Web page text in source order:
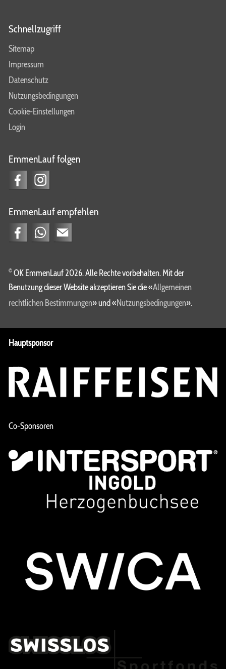
Schnellzugriff
Sitemap
Impressum
Datenschutz
Nutzungsbedingungen
Cookie-Einstellungen
Login
EmmenLauf folgen
EmmenLauf empfehlen
© OK EmmenLauf 2026. Alle Rechte vorbehalten. Mit der
Benutzung dieser Website akzeptieren Sie die «Allgemeinen
rechtlichen Bestimmungen» und «Nutzungsbedingungen».
Hauptsponsor
Co-Sponsoren